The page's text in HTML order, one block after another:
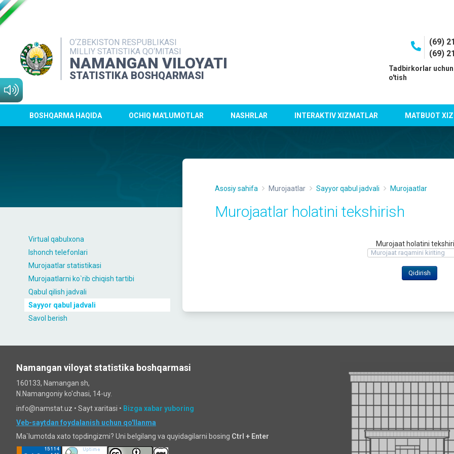
O‘ZBEKISTON RESPUBLIKASI
MILLIY STATISTIKA QO‘MITASI
NAMANGAN VILOYATI
STATISTIKA BOSHQARMASI
(69)
(69)
Tadbirkorlar
o'tish
BOSHQARMA HAQIDA OCHIQ MA'LUMOTLAR NASHRLAR INTERAKTIV XIZMATLAR MATBUOT
Virtual qabulxona
Ishonch telefonlari
Murojaatlar statistikasi
Murojaatlarni ko`rib chiqish tartibi
Qabul qilish jadvali
Sayyor qabul jadvali
Savol berish
Asosiy sahifa Murojaatlar Sayyor qabul jadvali Murojaatlar
Murojaatlar holatini tekshirish
Murojaat holatini
Namangan viloyat statistika boshqarmasi
160133, Namangan sh,
N.Namangoniy ko'chasi, 14-uy.
info@namstat.uz • Sayt xaritasi • Bizga xabar yuboring
Veb-saytdan foydalanish uchun qo'llanma
Ma`lumotda xato topdingizmi? Uni belgilang va quyidagilarni bosing Ctrl + Enter